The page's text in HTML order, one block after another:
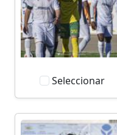
Seleccionar